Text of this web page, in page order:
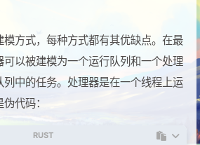
方式，每种方式都有其优缺点。在最
以被建模为一个运行队列和一个处理
中的任务。处理器是在一个线程上运
代码：
RUST